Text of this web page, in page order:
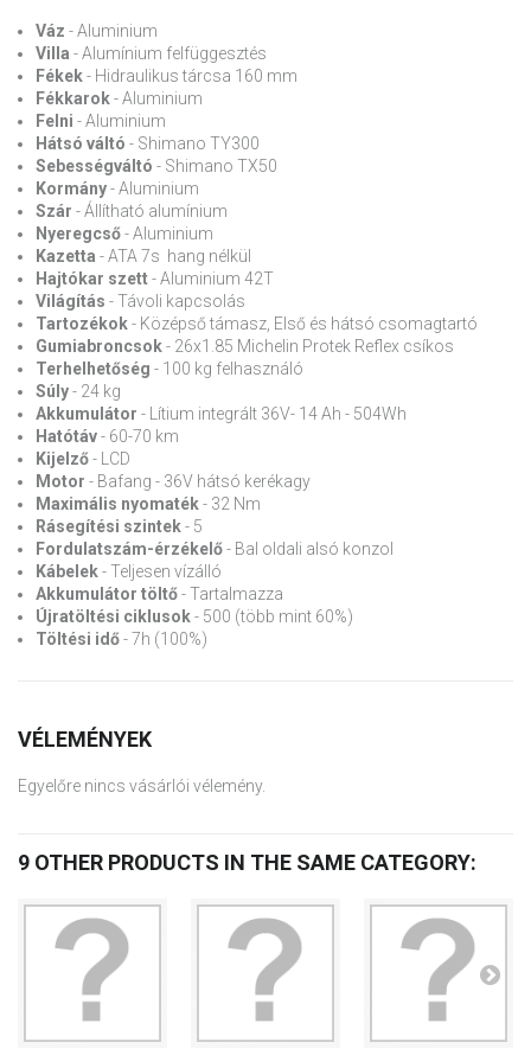
Váz - Aluminium
Villa - Alumínium felfüggesztés
Fékek- Hidraulikus tárcsa 160 mm
Fékkarok- Aluminium
Felni - Aluminium
Hátsó váltó - Shimano TY300
Sebességváltó - Shimano TX50
Kormány- Aluminium
Szár - Állítható alumínium
Nyeregcső- Aluminium
Kazetta - ATA 7s hang nélkül
Hajtókar szett- Aluminium 42T
Világítás - Távoli kapcsolás
Tartozékok- Középső támasz, Első és hátsó csomagtartó
Gumiabroncsok- 26x1.85 Michelin Protek Reflex csíkos
Terhelhetőség - 100 kg felhasználó
Súly- 24 kg
Akkumulátor - Lítium integrált 36V- 14 Ah - 504Wh
Hatótáv- 60-70 km
Kijelző- LCD
Motor - Bafang - 36V hátsó kerékagy
Maximális nyomaték- 32 Nm
Rásegítési szintek- 5
Fordulatszám-érzékelő- Bal oldali alsó konzol
Kábelek- Teljesen vízálló
Akkumulátor töltő- Tartalmazza
Újratöltési ciklusok- 500 (több mint 60%)
Töltési idő- 7h (100%)
VÉLEMÉNYEK
Egyelőre nincs vásárlói vélemény.
9 OTHER PRODUCTS IN THE SAME CATEGORY: